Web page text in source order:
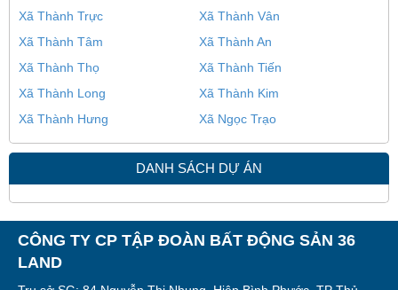
Xã Thành Trực
Xã Thành Vân
Xã Thành Tâm
Xã Thành An
Xã Thành Thọ
Xã Thành Tiến
Xã Thành Long
Xã Thành Kim
Xã Thành Hưng
Xã Ngọc Trạo
DANH SÁCH DỰ ÁN
CÔNG TY CP TẬP ĐOÀN BẤT ĐỘNG SẢN 36
LAND